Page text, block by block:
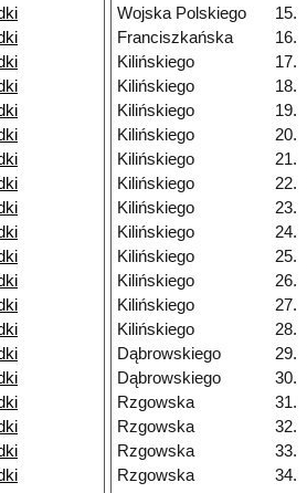
Wojska Polskiego
15.
Franciszkańska
16.
Kilińskiego
17.
Kilińskiego
18.
Kilińskiego
19.
Kilińskiego
20.
Kilińskiego
21.
Kilińskiego
22.
Kilińskiego
23.
Kilińskiego
24.
Kilińskiego
25.
Kilińskiego
26.
Kilińskiego
27.
Kilińskiego
28.
Dąbrowskiego
29.
Dąbrowskiego
30.
Rzgowska
31.
Rzgowska
32.
Rzgowska
33.
Rzgowska
34.